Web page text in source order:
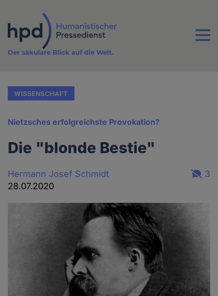
Inhalt
Menu
Der säkulare Blick auf die Welt.
WISSENSCHAFT
Nietzsches erfolgreichste Provokation?
Die "blonde Bestie"
Hermann Josef Schmidt
28.07.2020
3